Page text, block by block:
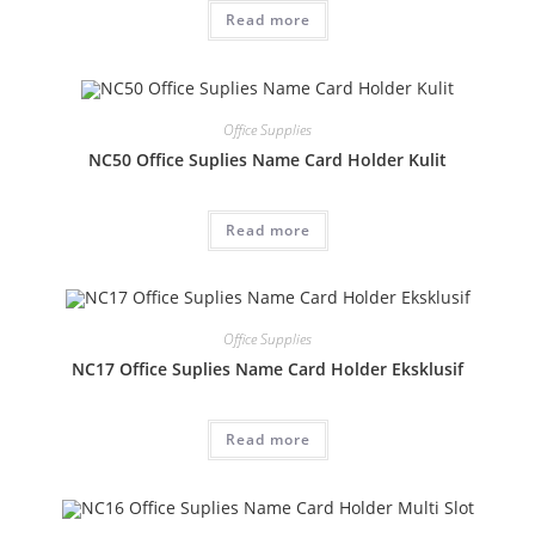
Read more
Office Supplies
NC50 Office Suplies Name Card Holder Kulit
Read more
Office Supplies
NC17 Office Suplies Name Card Holder Eksklusif
Read more